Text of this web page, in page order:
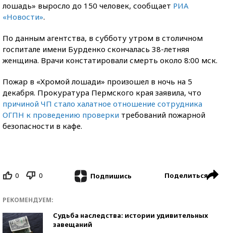
лошадь» выросло до 150 человек, сообщает РИА
«Новости».
По данным агентства, в субботу утром в столичном
госпитале имени Бурденко скончалась 38-летняя
женщина. Врачи констатировали смерть около 8:00 мск.
Пожар в «Хромой лошади» произошел в ночь на 5
декабря. Прокуратура Пермского края заявила, что
причиной ЧП стало халатное отношение сотрудника
ОГПН к проведению проверки требований пожарной
безопасности в кафе.
0 0 Подпишись Поделиться
РЕКОМЕНДУЕМ:
Судьба наследства: истории удивительных
завещаний